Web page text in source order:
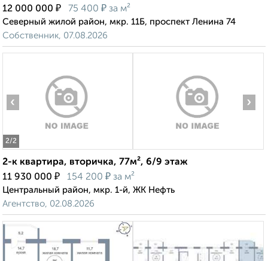
12 000 000 ₽ 75 400 ₽ за м²
Северный жилой район, мкр. 11Б, проспект Ленина 74
Собственник, 07.08.2026
2/2
‹ ›
2-к квартира, вторичка, 77м², 6/9 этаж
11 930 000 ₽ 154 200 ₽ за м²
Центральный район, мкр. 1-й, ЖК Нефть
Агентство, 02.08.2026